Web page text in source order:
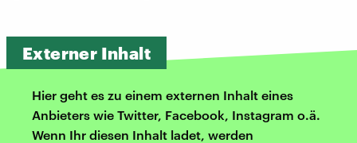
Externer Inhalt
Hier geht es zu einem externen Inhalt eines
Anbieters wie Twitter, Facebook, Instagram o.ä.
Wenn Ihr diesen Inhalt ladet, werden